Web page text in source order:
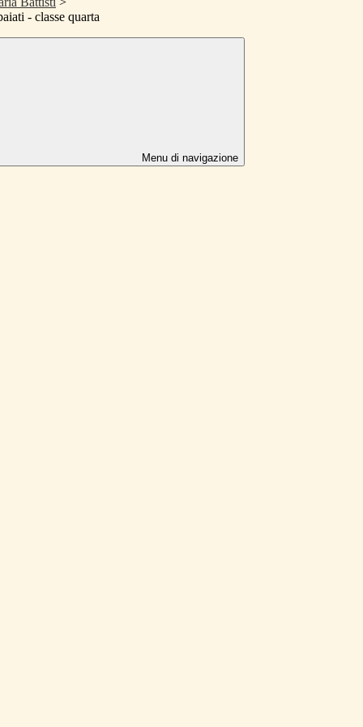
- classe quarta
Menu di navigazione